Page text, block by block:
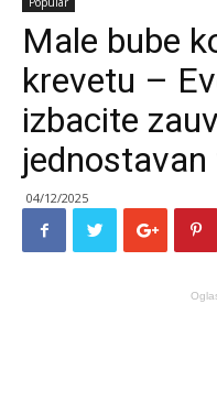
Male bube
krevetu –
izbacite
jednostavan
04/12/2025